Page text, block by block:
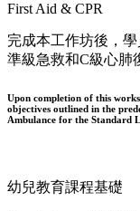
First Aid & CPR
完成本工作坊後，
準級急救和C級心肺
Upon completion of this
objectives outlined in the
Ambulance for the Standard
幼兒教育課程基礎